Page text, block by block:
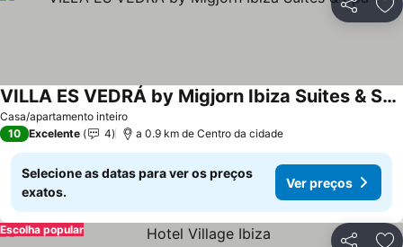
Partilhar
Casa/apartamento inteiro
VILLA ES VEDRÁ by Migjorn Ibiza Suites & Spa
10 Excelente 4 a 0.9 km de Centro da cidade
Selecione as datas para ver os preços
exatos.
Ver preços
Escolha popular